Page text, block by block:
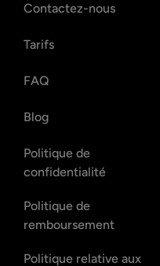
Contactez-nous
Tarifs
FAQ
Blog
Politique de
confidentialité
Politique de
remboursement
Politique relative aux